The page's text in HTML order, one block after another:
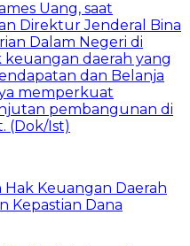
Keuangan Daerah
Kepastian Dana